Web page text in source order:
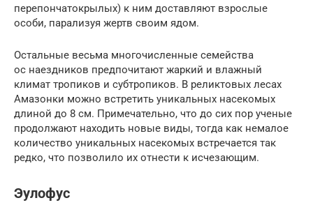
перепончатокрылых) к ним доставляют взрослые
особи, парализуя жертв своим ядом.
Остальные весьма многочисленные семейства
ос наездников предпочитают жаркий и влажный
климат тропиков и субтропиков. В реликтовых лесах
Амазонки можно встретить уникальных насекомых
длиной до 8 см. Примечательно, что до сих пор ученые
продолжают находить новые виды, тогда как немалое
количество уникальных насекомых встречается так
редко, что позволило их отнести к исчезающим.
Эулофус